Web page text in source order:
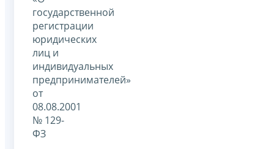
государственной
регистрации
юридических
лиц и
индивидуальных
предпринимателей»
от
08.08.2001
№ 129-
ФЗ